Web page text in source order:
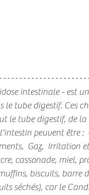
intestinale - est
tube digestif. Ces
le tube digestif, de
peuvent être
Gaz,  Irritation
cassonade, miel,
biscuits, barre
séchés), car le